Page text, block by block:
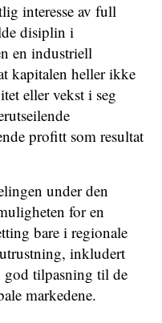
interesse av full
disiplin i
en industriell
kapitalen heller ikke
eller vekst i seg
profitt som resultat
under den
for en
bare i regionale
inkludert
god tilpasning til de
markedene.